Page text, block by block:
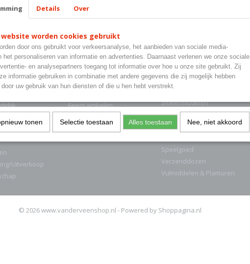
Vuurwerk
Uitverkoop
Auto & Fiets
Cadeaubonnen
Feest-artikelen
Keuken benodigdheden
Lijmen & Kitten
smeermiddelen
PVC
Schoonmaak
Speelgoed
Verzenddozen
Vulmiddelen & Plamuren
© 2026 www.vanderveenshop.nl - Powered by Shoppagina.nl
Ok
Details Over
website worden cookies gebruikt
door ons gebruikt voor verkeersanalyse, het aanbieden van sociale media-
het personaliseren van informatie en advertenties. Daarnaast verlenen we onze sociale
en analysepartners toegang tot informatie over hoe u onze site gebruikt. Zij
informatie gebruiken in combinatie met andere gegevens die zij mogelijk hebben
uw gebruik van hun diensten of die u hen hebt verstrekt.
tonen Selectie toestaan Alles toestaan Nee, niet akkoord